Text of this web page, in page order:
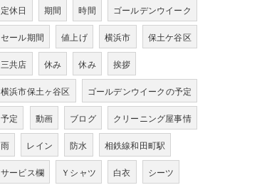
定休日 期間 時間 ゴールデンウイーク
セール期間 値上げ 横浜市 保土ケ谷区
三共店 休み 休み 挨拶
横浜市保土ヶ谷区 ゴールデンウイークの予定
予定 動画 ブログ クリーニング屋事情
雨 レイン 防水 相鉄線和田町駅
サービス欄 Ｙシャツ 白衣 シーツ